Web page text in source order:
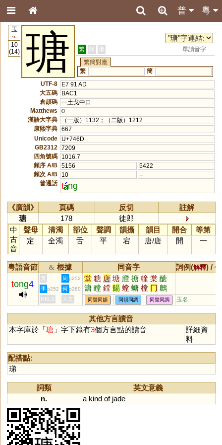
粵
普
玉
96
10
(14)
瑭 繁 簡 港
單讀音字
繁簡對應
繁
簡
UTF-8
E7 91 AD
大五碼
BAC1
倉頡碼 一土戈中口
Matthews
0
漢語大字典
（一版）1132；（二版）1212
康熙字典 667
Unicode
U+746D
GB2312
7209
四角號碼
1016.7
頻序 A/B
5156
5422
頻次 A/B
10
--
普通話 t ng
《廣韻》 頁碼 反切
註解
瑭
178
徒郎
中
古
音
聲母 清濁 部位 聲調 韻攝 韻目 開合
等第
定
全濁 舌 平 宕 唐/唐 開 一
粵語音節 & 根據 同音字 詞例(解釋) /
tong4
黃 周 p252 堂 糖 唐 塘 膛 搪 幢 棠 醣
溏 瞠 鏜 餳 螳 螗 樘 冂 鶶
鎕 磄 踼 蓎 橖 榶 嵣 漟 逿
煻 闛 赯
李 p252 何 p280
HKLS 人文 同聲同韻 同韻同調 同聲同調 玉名
其他方言讀音
本字庫於「瑭」字下錄有3個方言點的讀音
詳細資
料
配搭點:
珶
詞類
英文意義
n.
a kind of jade